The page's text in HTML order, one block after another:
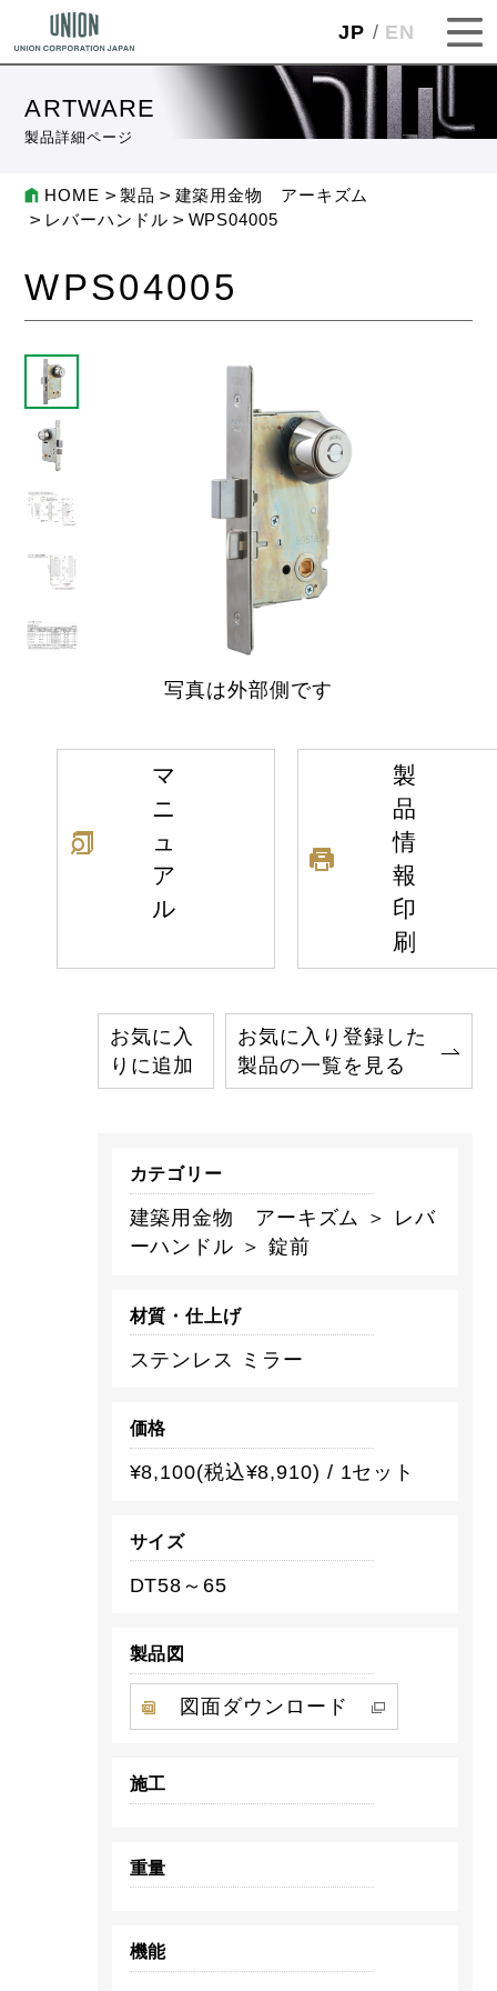
JP EN
ARTWARE
製品詳細ページ
HOME 製品
建築用金物 アーキズム
レバーハンドル
WPS04005
WPS04005
写真は外部側です
マ
ニ
ュ
ア
ル
製
品
情
報
印
刷
お気に入
りに追加
お気に入り登録した
製品の一覧を見る
カテゴリー
建築用金物 アーキズム ＞ レバ
ーハンドル ＞ 錠前
材質・仕上げ
ステンレス ミラー
価格
¥8,100(税込¥8,910) / 1セット
サイズ
DT58～65
製品図
図面ダウンロード
施工
重量
機能